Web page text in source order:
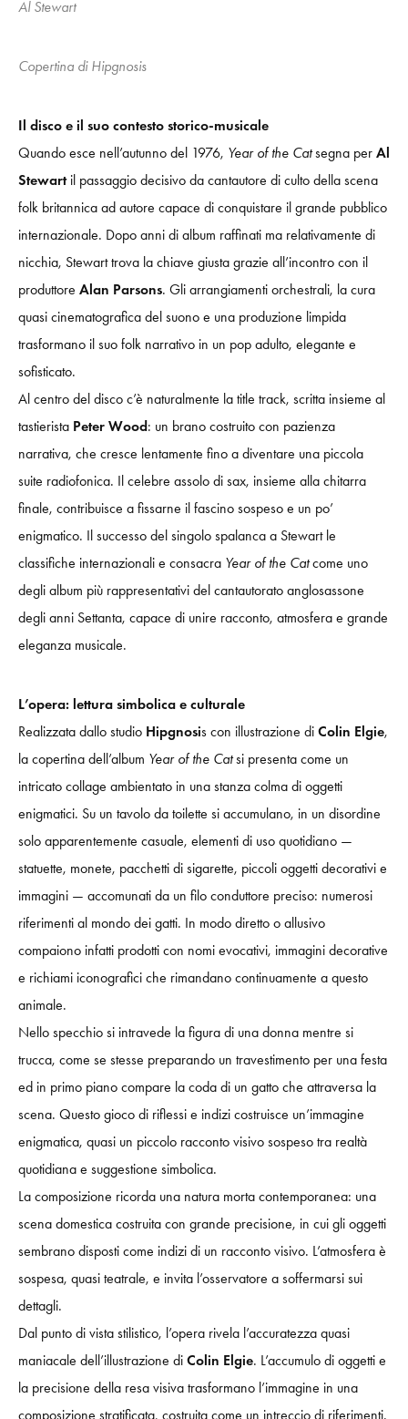
Al Stewart
Copertina di Hipgnosis
Il disco e il suo contesto storico-musicale
Quando esce nell’autunno del 1976, Year of the Catsegna per Al
Stewartil passaggio decisivo da cantautore di culto della scena
folk britannica ad autore capace di conquistare il grande pubblico
internazionale. Dopo anni di album raffinati ma relativamente di
nicchia, Stewart trova la chiave giusta grazie all’incontro con il
produttore Alan Parsons. Gli arrangiamenti orchestrali, la cura
quasi cinematografica del suono e una produzione limpida
trasformano il suo folk narrativo in un pop adulto, elegante e
sofisticato.
Al centro del disco c’è naturalmente la title track, scritta insieme al
tastierista Peter Wood: un brano costruito con pazienza
narrativa, che cresce lentamente fino a diventare una piccola
suite radiofonica. Il celebre assolo di sax, insieme alla chitarra
finale, contribuisce a fissarne il fascino sospeso e un po’
enigmatico. Il successo del singolo spalanca a Stewart le
classifiche internazionali e consacra Year of the Catcome uno
degli album più rappresentativi del cantautorato anglosassone
degli anni Settanta, capace di unire racconto, atmosfera e grande
eleganza musicale.
L’opera: lettura simbolica e culturale
Realizzata dallo studio Hipgnosis con illustrazione di Colin Elgie,
la copertina dell’album Year of the Catsi presenta come un
intricato collage ambientato in una stanza colma di oggetti
enigmatici. Su un tavolo da toilette si accumulano, in un disordine
solo apparentemente casuale, elementi di uso quotidiano —
statuette, monete, pacchetti di sigarette, piccoli oggetti decorativi e
immagini — accomunati da un filo conduttore preciso: numerosi
riferimenti al mondo dei gatti. In modo diretto o allusivo
compaiono infatti prodotti con nomi evocativi, immagini decorative
e richiami iconografici che rimandano continuamente a questo
animale.
Nello specchio si intravede la figura di una donna mentre si
trucca, come se stesse preparando un travestimento per una festa
ed in primo piano compare la coda di un gatto che attraversa la
scena. Questo gioco di riflessi e indizi costruisce un’immagine
enigmatica, quasi un piccolo racconto visivo sospeso tra realtà
quotidiana e suggestione simbolica.
La composizione ricorda una natura morta contemporanea: una
scena domestica costruita con grande precisione, in cui gli oggetti
sembrano disposti come indizi di un racconto visivo. L’atmosfera è
sospesa, quasi teatrale, e invita l’osservatore a soffermarsi sui
dettagli.
Dal punto di vista stilistico, l’opera rivela l’accuratezza quasi
maniacale dell’illustrazione di Colin Elgie. L’accumulo di oggetti e
la precisione della resa visiva trasformano l’immagine in una
composizione stratificata, costruita come un intreccio di riferimenti.